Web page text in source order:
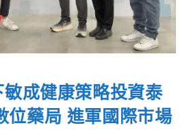
成健康策略投資泰
藥局 進軍國際市場